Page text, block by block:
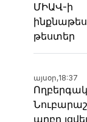
ՄԻԱՎ-ի
թեստեր
այսօր,18:37
աղբը